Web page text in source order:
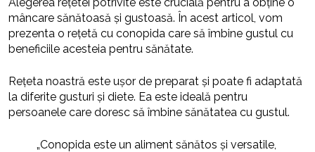
mâncare sănătoasă și gustoasă. În acest articol, vom
prezenta o rețetă cu conopida care să îmbine gustul cu
beneficiile acesteia pentru sănătate.
Rețeta noastră este ușor de preparat și poate fi adaptată
la diferite gusturi și diete. Ea este ideală pentru
persoanele care doresc să îmbine sănătatea cu gustul.
„Conopida este un aliment sănătos și versatile,